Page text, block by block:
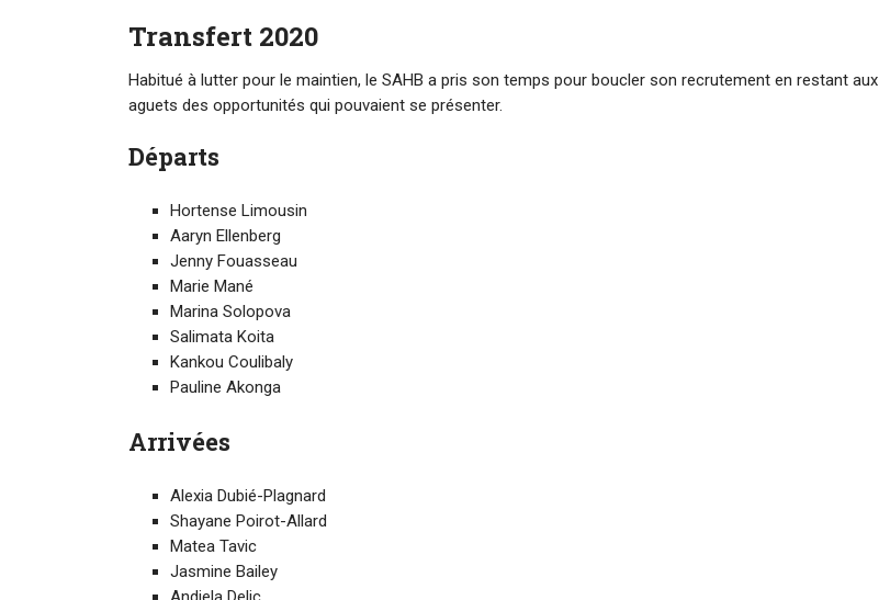
Transfert 2020
Habitué à lutter pour le maintien, le SAHB a pris son temps pour boucler son recrutement en restant aux
aguets des opportunités qui pouvaient se présenter.
Départs
Hortense Limousin
Aaryn Ellenberg
Jenny Fouasseau
Marie Mané
Marina Solopova
Salimata Koita
Kankou Coulibaly
Pauline Akonga
Arrivées
Alexia Dubié-Plagnard
Shayane Poirot-Allard
Matea Tavic
Jasmine Bailey